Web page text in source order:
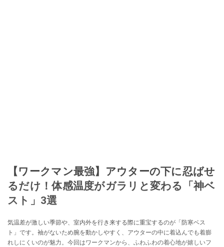
【ワークマン最強】アウターの下に忍ばせ
るだけ！体感温度がガラリと変わる「神ベ
スト」3選
気温差が激しい季節や、室内外を行き来する際に重宝するのが「防寒ベス
ト」です。袖がないため腕を動かしやすく、アウターの中に着込んでも着膨
れしにくいのが魅力。今回はワークマンから、ふわふわの着心地が嬉しいフ